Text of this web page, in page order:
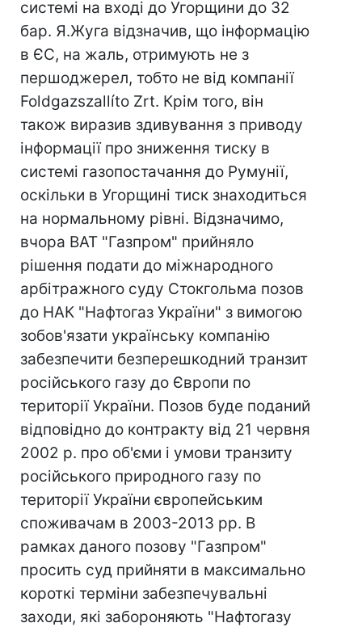
системі на вході до Угорщини до 32
бар. Я.Жуга відзначив, що інформацію
в ЄС, на жаль, отримують не з
першоджерел, тобто не від компанії
Foldgazszallíto Zrt. Крім того, він
також виразив здивування з приводу
інформації про зниження тиску в
системі газопостачання до Румунії,
оскільки в Угорщині тиск знаходиться
на нормальному рівні. Відзначимо,
вчора ВАТ "Газпром" прийняло
рішення подати до міжнародного
арбітражного суду Стокгольма позов
до НАК "Нафтогаз України" з вимогою
зобов'язати українську компанію
забезпечити безперешкодний транзит
російського газу до Європи по
території України. Позов буде поданий
відповідно до контракту від 21 червня
2002 р. про об'єми і умови транзиту
російського природного газу по
території України європейським
споживачам в 2003-2013 рр. В
рамках даного позову "Газпром"
просить суд прийняти в максимально
короткі терміни забезпечувальні
заходи, які забороняють "Нафтогазу